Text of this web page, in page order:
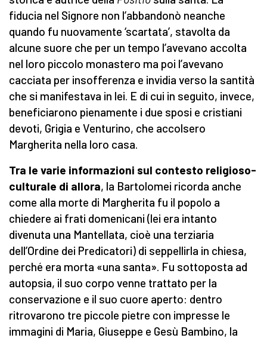
fiducia nel Signore non l’abbandonò neanche
quando fu nuovamente ‘scartata’, stavolta da
alcune suore che per un tempo l’avevano accolta
nel loro piccolo monastero ma poi l’avevano
cacciata per insofferenza e invidia verso la santità
che si manifestava in lei. E di cui in seguito, invece,
beneficiarono pienamente i due sposi e cristiani
devoti, Grigia e Venturino, che accolsero
Margherita nella loro casa.
Tra le varie informazioni sul contesto religioso-
culturale di allora, la Bartolomei ricorda anche
come alla morte di Margherita fu il popolo a
chiedere ai frati domenicani (lei era intanto
divenuta una Mantellata, cioè una terziaria
dell’Ordine dei Predicatori) di seppellirla in chiesa,
perché era morta «una santa». Fu sottoposta ad
autopsia, il suo corpo venne trattato per la
conservazione e il suo cuore aperto: dentro
ritrovarono tre piccole pietre con impresse le
immagini di Maria, Giuseppe e Gesù Bambino, la